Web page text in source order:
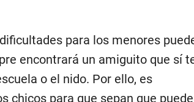
para los menores
encontrará un amiguito que sí
o el nido. Por ello, es
chicos para que sepan que